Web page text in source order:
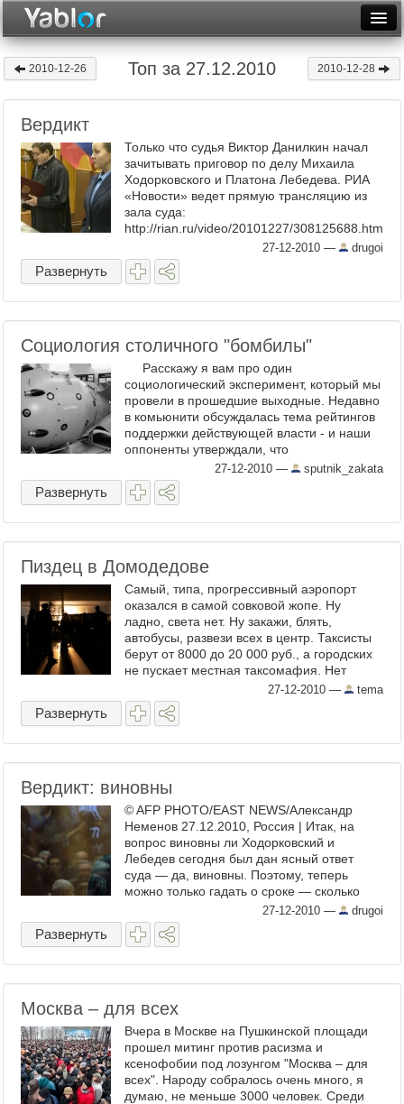
Рейтинги
Архив
Фототоп
Видеотоп
2010-12-26 Топ за 27.12.2010 2010-12-28
Вердикт
Только что судья Виктор Данилкин начал
зачитывать приговор по делу Михаила
Ходорковского и Платона Лебедева. РИА
«Новости» ведет прямую трансляцию из
зала суда:
http://rian.ru/video/20101227/308125688.htm
l P.S. Всё, судья попросил прессу
удалиться из зала ...
27-12-2010 — drugoi
Развернуть
Социология столичного "бомбилы"
Расскажу я вам про один
социологический эксперимент, который мы
провели в прошедшие выходные. Недавно
в комьюнити обсуждалась тема рейтингов
поддержки действующей власти - и наши
оппоненты утверждали, что
оппозиционность ...27-12-2010 — sputnik_zakata
Развернуть
Пиздец в Домодедове
Самый, типа, прогрессивный аэропорт
оказался в самой совковой жопе. Ну
ладно, света нет. Ну закажи, блять,
автобусы, развези всех в центр. Таксисты
берут от 8000 до 20 000 руб., а городских
не пускает местная таксомафия. Нет
вылетов. Ну закажи, блять, ...27-12-2010 — tema
Развернуть
Вердикт: виновны
© AFP PHOTO/EAST NEWS/Александр
Неменов 27.12.2010, Россия | Итак, на
вопрос виновны ли Ходорковский и
Лебедев сегодня был дан ясный ответ
суда — да, виновны. Поэтому, теперь
можно только гадать о сроке — сколько
дадут бывшим руководителям ЮКОСа:
много или ...
27-12-2010 — drugoi
Развернуть
Москва – для всех
Вчера в Москве на Пушкинской площади
прошел митинг против расизма и
ксенофобии под лозунгом "Москва – для
всех". Народу собралось очень много, я
думаю, не меньше 3000 человек. Среди